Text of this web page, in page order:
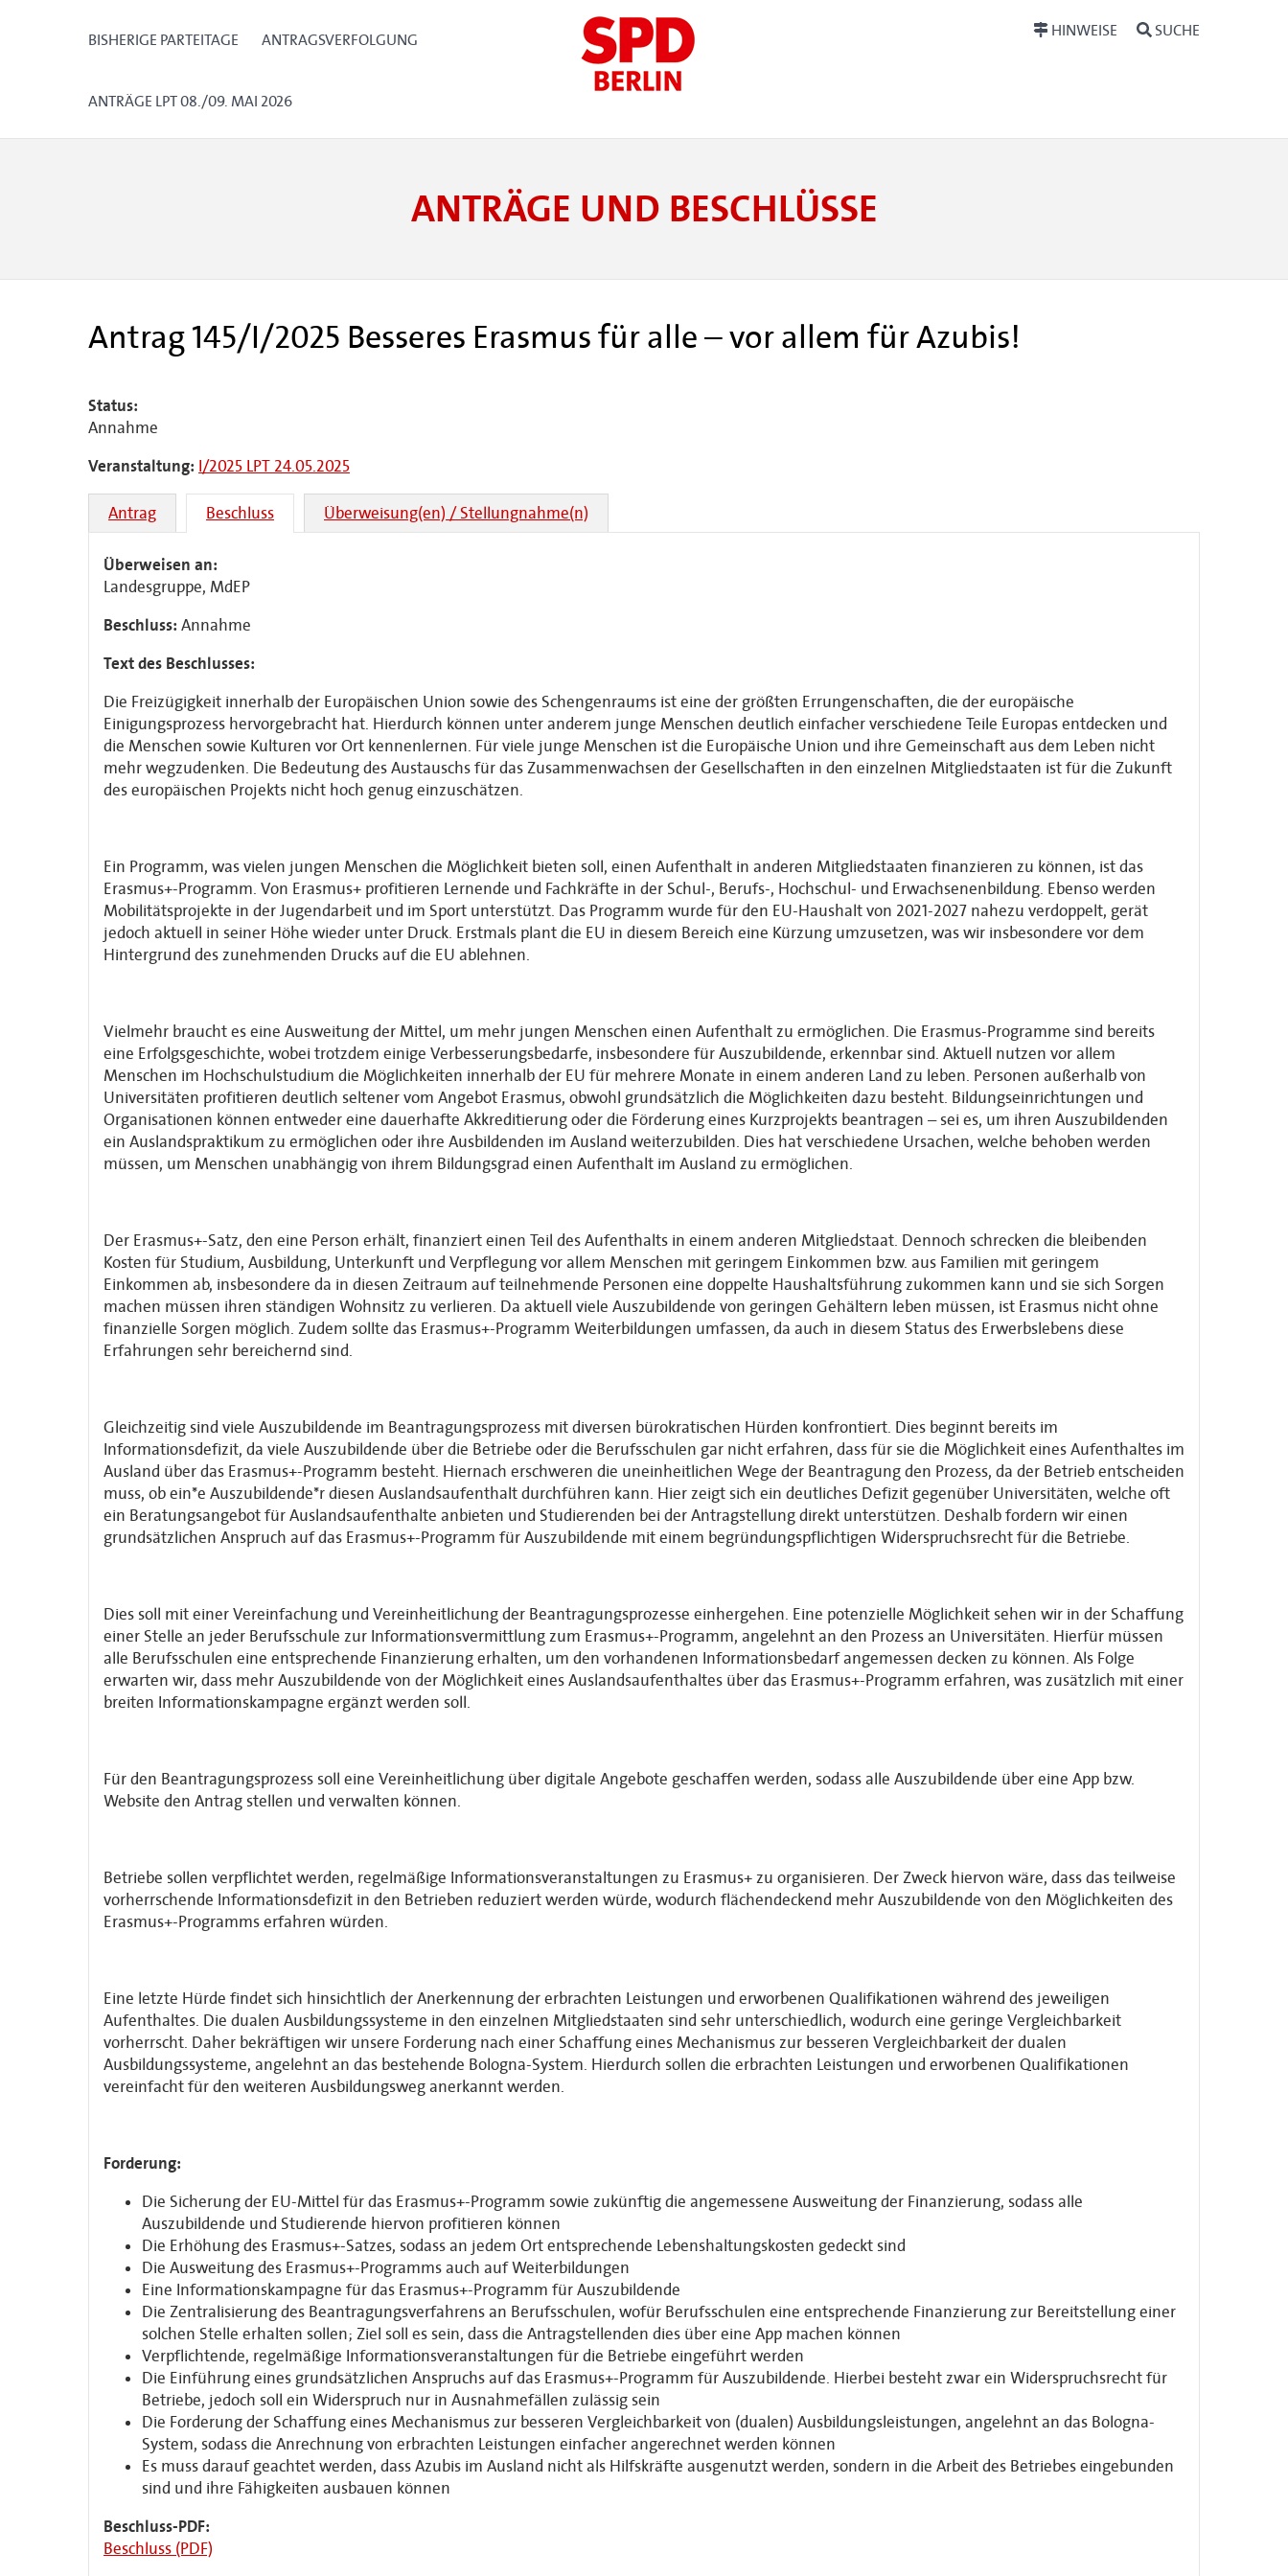
BISHERIGE PARTEITAGE ANTRAGSVERFOLGUNG
ANTRÄGE LPT 08./09. MAI 2026
HINWEISE SUCHE
ANTRÄGE UND BESCHLÜSSE
Antrag 145/I/2025 Besseres Erasmus für alle – vor allem für Azubis!
Status:
Annahme
Veranstaltung: I/2025 LPT 24.05.2025
Antrag Beschluss Überweisung(en) / Stellungnahme(n)
Überweisen an:
Landesgruppe, MdEP
Beschluss: Annahme
Text des Beschlusses:
Die Freizügigkeit innerhalb der Europäischen Union sowie des Schengenraums ist eine der größten Errungenschaften, die der europäische
Einigungsprozess hervorgebracht hat. Hierdurch können unter anderem junge Menschen deutlich einfacher verschiedene Teile Europas entdecken und
die Menschen sowie Kulturen vor Ort kennenlernen. Für viele junge Menschen ist die Europäische Union und ihre Gemeinschaft aus dem Leben nicht
mehr wegzudenken. Die Bedeutung des Austauschs für das Zusammenwachsen der Gesellschaften in den einzelnen Mitgliedstaaten ist für die Zukunft
des europäischen Projekts nicht hoch genug einzuschätzen.
Ein Programm, was vielen jungen Menschen die Möglichkeit bieten soll, einen Aufenthalt in anderen Mitgliedstaaten finanzieren zu können, ist das
Erasmus+-Programm. Von Erasmus+ profitieren Lernende und Fachkräfte in der Schul-, Berufs-, Hochschul- und Erwachsenenbildung. Ebenso werden
Mobilitätsprojekte in der Jugendarbeit und im Sport unterstützt. Das Programm wurde für den EU-Haushalt von 2021-2027 nahezu verdoppelt, gerät
jedoch aktuell in seiner Höhe wieder unter Druck. Erstmals plant die EU in diesem Bereich eine Kürzung umzusetzen, was wir insbesondere vor dem
Hintergrund des zunehmenden Drucks auf die EU ablehnen.
Vielmehr braucht es eine Ausweitung der Mittel, um mehr jungen Menschen einen Aufenthalt zu ermöglichen. Die Erasmus-Programme sind bereits
eine Erfolgsgeschichte, wobei trotzdem einige Verbesserungsbedarfe, insbesondere für Auszubildende, erkennbar sind. Aktuell nutzen vor allem
Menschen im Hochschulstudium die Möglichkeiten innerhalb der EU für mehrere Monate in einem anderen Land zu leben. Personen außerhalb von
Universitäten profitieren deutlich seltener vom Angebot Erasmus, obwohl grundsätzlich die Möglichkeiten dazu besteht. Bildungseinrichtungen und
Organisationen können entweder eine dauerhafte Akkreditierung oder die Förderung eines Kurzprojekts beantragen – sei es, um ihren Auszubildenden
ein Auslandspraktikum zu ermöglichen oder ihre Ausbildenden im Ausland weiterzubilden. Dies hat verschiedene Ursachen, welche behoben werden
müssen, um Menschen unabhängig von ihrem Bildungsgrad einen Aufenthalt im Ausland zu ermöglichen.
Der Erasmus+-Satz, den eine Person erhält, finanziert einen Teil des Aufenthalts in einem anderen Mitgliedstaat. Dennoch schrecken die bleibenden
Kosten für Studium, Ausbildung, Unterkunft und Verpflegung vor allem Menschen mit geringem Einkommen bzw. aus Familien mit geringem
Einkommen ab, insbesondere da in diesen Zeitraum auf teilnehmende Personen eine doppelte Haushaltsführung zukommen kann und sie sich Sorgen
machen müssen ihren ständigen Wohnsitz zu verlieren. Da aktuell viele Auszubildende von geringen Gehältern leben müssen, ist Erasmus nicht ohne
finanzielle Sorgen möglich. Zudem sollte das Erasmus+-Programm Weiterbildungen umfassen, da auch in diesem Status des Erwerbslebens diese
Erfahrungen sehr bereichernd sind.
Gleichzeitig sind viele Auszubildende im Beantragungsprozess mit diversen bürokratischen Hürden konfrontiert. Dies beginnt bereits im
Informationsdefizit, da viele Auszubildende über die Betriebe oder die Berufsschulen gar nicht erfahren, dass für sie die Möglichkeit eines Aufenthaltes im
Ausland über das Erasmus+-Programm besteht. Hiernach erschweren die uneinheitlichen Wege der Beantragung den Prozess, da der Betrieb entscheiden
muss, ob ein*e Auszubildende*r diesen Auslandsaufenthalt durchführen kann. Hier zeigt sich ein deutliches Defizit gegenüber Universitäten, welche oft
ein Beratungsangebot für Auslandsaufenthalte anbieten und Studierenden bei der Antragstellung direkt unterstützen. Deshalb fordern wir einen
grundsätzlichen Anspruch auf das Erasmus+-Programm für Auszubildende mit einem begründungspflichtigen Widerspruchsrecht für die Betriebe.
Dies soll mit einer Vereinfachung und Vereinheitlichung der Beantragungsprozesse einhergehen. Eine potenzielle Möglichkeit sehen wir in der Schaffung
einer Stelle an jeder Berufsschule zur Informationsvermittlung zum Erasmus+-Programm, angelehnt an den Prozess an Universitäten. Hierfür müssen
alle Berufsschulen eine entsprechende Finanzierung erhalten, um den vorhandenen Informationsbedarf angemessen decken zu können. Als Folge
erwarten wir, dass mehr Auszubildende von der Möglichkeit eines Auslandsaufenthaltes über das Erasmus+-Programm erfahren, was zusätzlich mit einer
breiten Informationskampagne ergänzt werden soll.
Für den Beantragungsprozess soll eine Vereinheitlichung über digitale Angebote geschaffen werden, sodass alle Auszubildende über eine App bzw.
Website den Antrag stellen und verwalten können.
Betriebe sollen verpflichtet werden, regelmäßige Informationsveranstaltungen zu Erasmus+ zu organisieren. Der Zweck hiervon wäre, dass das teilweise
vorherrschende Informationsdefizit in den Betrieben reduziert werden würde, wodurch flächendeckend mehr Auszubildende von den Möglichkeiten des
Erasmus+-Programms erfahren würden.
Eine letzte Hürde findet sich hinsichtlich der Anerkennung der erbrachten Leistungen und erworbenen Qualifikationen während des jeweiligen
Aufenthaltes. Die dualen Ausbildungssysteme in den einzelnen Mitgliedstaaten sind sehr unterschiedlich, wodurch eine geringe Vergleichbarkeit
vorherrscht. Daher bekräftigen wir unsere Forderung nach einer Schaffung eines Mechanismus zur besseren Vergleichbarkeit der dualen
Ausbildungssysteme, angelehnt an das bestehende Bologna-System. Hierdurch sollen die erbrachten Leistungen und erworbenen Qualifikationen
vereinfacht für den weiteren Ausbildungsweg anerkannt werden.
Forderung:
Die Sicherung der EU-Mittel für das Erasmus+-Programm sowie zukünftig die angemessene Ausweitung der Finanzierung, sodass alle
Auszubildende und Studierende hiervon profitieren können
Die Erhöhung des Erasmus+-Satzes, sodass an jedem Ort entsprechende Lebenshaltungskosten gedeckt sind
Die Ausweitung des Erasmus+-Programms auch auf Weiterbildungen
Eine Informationskampagne für das Erasmus+-Programm für Auszubildende
Die Zentralisierung des Beantragungsverfahrens an Berufsschulen, wofür Berufsschulen eine entsprechende Finanzierung zur Bereitstellung einer
solchen Stelle erhalten sollen; Ziel soll es sein, dass die Antragstellenden dies über eine App machen können
Verpflichtende, regelmäßige Informationsveranstaltungen für die Betriebe eingeführt werden
Die Einführung eines grundsätzlichen Anspruchs auf das Erasmus+-Programm für Auszubildende. Hierbei besteht zwar ein Widerspruchsrecht für
Betriebe, jedoch soll ein Widerspruch nur in Ausnahmefällen zulässig sein
Die Forderung der Schaffung eines Mechanismus zur besseren Vergleichbarkeit von (dualen) Ausbildungsleistungen, angelehnt an das Bologna-
System, sodass die Anrechnung von erbrachten Leistungen einfacher angerechnet werden können
Es muss darauf geachtet werden, dass Azubis im Ausland nicht als Hilfskräfte ausgenutzt werden, sondern in die Arbeit des Betriebes eingebunden
sind und ihre Fähigkeiten ausbauen können
Beschluss-PDF:
Beschluss (PDF)